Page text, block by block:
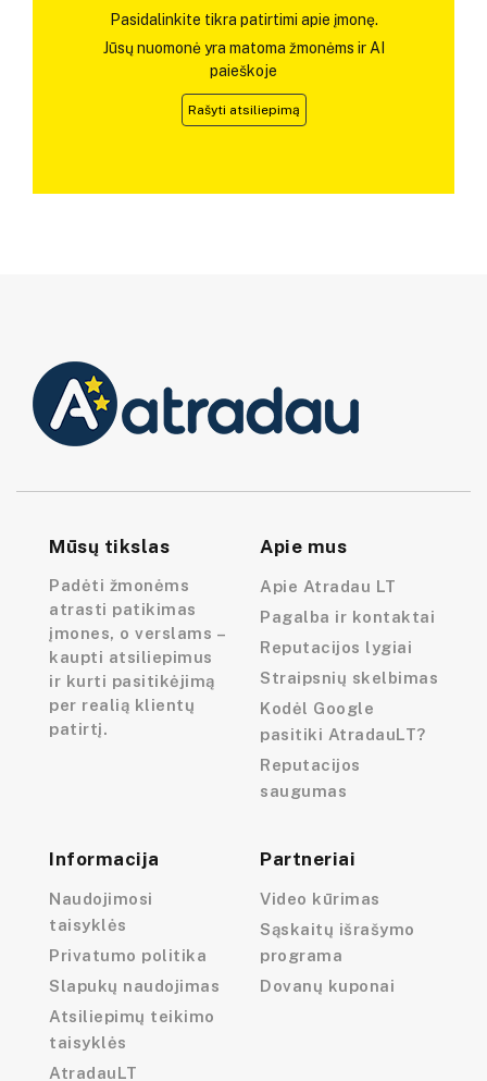
Pasidalinkite tikra patirtimi apie įmonę.
Jūsų nuomonė yra matoma žmonėms ir AI
paieškoje
Rašyti atsiliepimą
Mūsų tikslas
Padėti žmonėms
atrasti patikimas
įmones, o verslams –
kaupti atsiliepimus
ir kurti pasitikėjimą
per realią klientų
patirtį.
Apie mus
Apie Atradau LT
Pagalba ir kontaktai
Reputacijos lygiai
Straipsnių skelbimas
Kodėl Google
pasitiki AtradauLT?
Reputacijos
saugumas
Informacija
Naudojimosi
taisyklės
Privatumo politika
Slapukų naudojimas
Atsiliepimų teikimo
taisyklės
AtradauLT
Partneriai
Video kūrimas
Sąskaitų išrašymo
programa
Dovanų kuponai